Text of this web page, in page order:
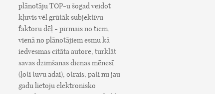
plānotāju TOP-u šogad veidot
kļuvis vēl grūtāk subjektīvu
faktoru dēļ - pirmais no tiem,
vienā no plānotājiem esmu kā
iedvesmas citāta autore, turklāt
savas dzimšanas dienas mēnesī
(ļoti tuvu ādai), otrais, pati nu jau
gadu lietoju elektronisko